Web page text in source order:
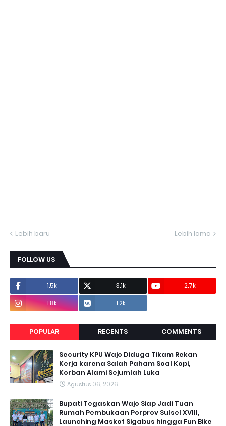
Lebih baru Lebih lama
FOLLOW US
1.5k 3.1k
2.7k
1.8k
1.2k
POPULAR RECENTS COMMENTS
Security KPU Wajo Diduga Tikam Rekan
Kerja karena Salah Paham Soal Kopi,
Korban Alami Sejumlah Luka
Agustus 06, 2026
Bupati Tegaskan Wajo Siap Jadi Tuan
Rumah Pembukaan Porprov Sulsel XVIII,
Launching Maskot Sigabus hingga Fun Bike